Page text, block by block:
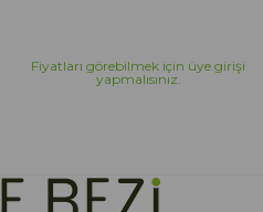
Fiyatları görebilmek için üye girişi
yapmalısınız.